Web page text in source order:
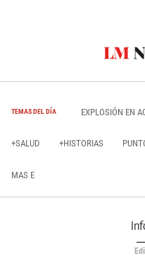
TEMAS DEL DÍA EXPLOSIÓN EN
+SALUD +HISTORIAS
MAS E